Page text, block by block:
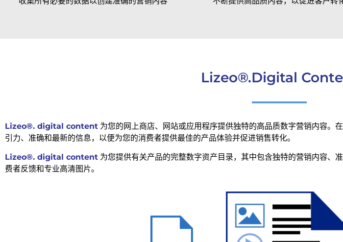
Lizeo®.Digital
Lizeo®. digital content 为您的网上商店、网站或应用程序提供独特的高品质数字营销内容。
引力、准确和最新的信息，以便为您的消费者提供最佳的产品体验并促进销售转化。
Lizeo®. digital content 为您提供有关产品的完整数字资产目录，其中包含独特的营销内容、
费者反馈和专业高清图片。